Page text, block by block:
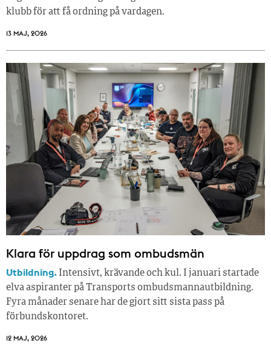
klubb för att få ordning på vardagen.
13 MAJ, 2026
Klara för uppdrag som ombudsmän
Utbildning. Intensivt, krävande och kul. I januari startade
elva aspiranter på Transports ombudsmannautbildning.
Fyra månader senare har de gjort sitt sista pass på
förbundskontoret.
12 MAJ, 2026